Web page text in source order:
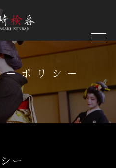
toggle
ポリシー
ー